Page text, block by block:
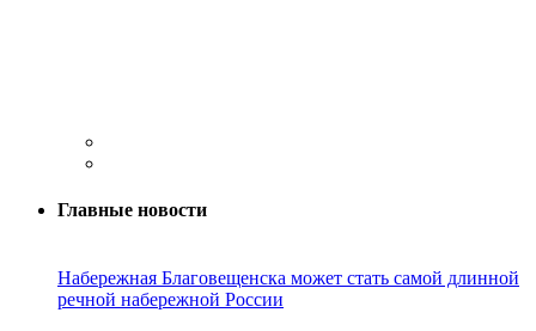
Главные новости
Набережная Благовещенска может стать самой длинной
речной набережной России